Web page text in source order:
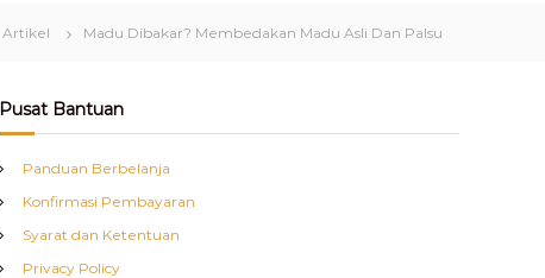
Artikel Madu Dibakar? Membedakan Madu Asli Dan Palsu
Pusat Bantuan
Panduan Berbelanja
Konfirmasi Pembayaran
Syarat dan Ketentuan
Privacy Policy